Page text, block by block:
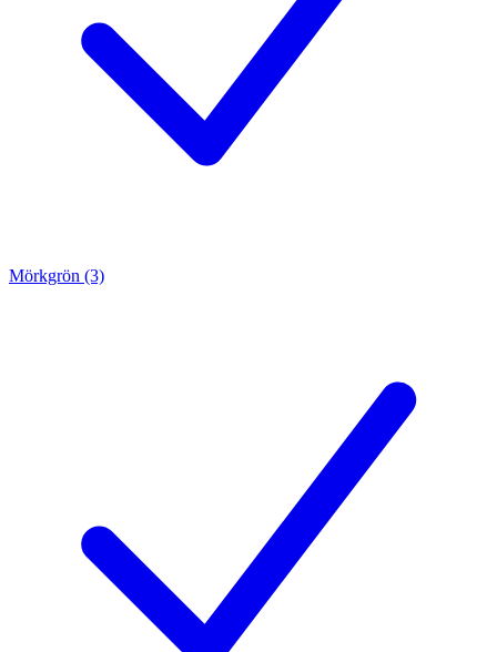
Mörkgrön (3)